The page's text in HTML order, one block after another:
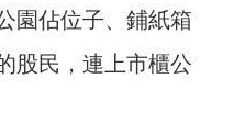
園佔位子、鋪紙箱
股民，連上市櫃公